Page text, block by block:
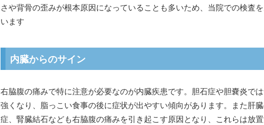
さや背骨の歪みが根本原因になっていることも多いため、当院での検査
います
内臓からのサイン
右脇腹の痛みで特に注意が必要なのが内臓疾患です。胆石症や胆嚢炎で
強くなり、脂っこい食事の後に症状が出やすい傾向があります。また肝
症、腎臓結石なども右脇腹の痛みを引き起こす原因となり、これらは放